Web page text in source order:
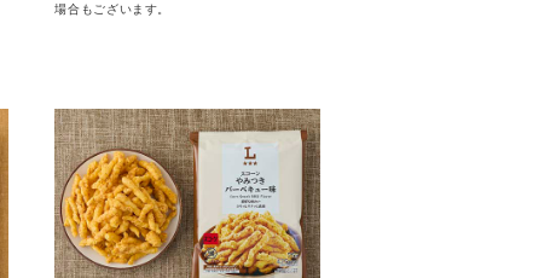
場合もございます。